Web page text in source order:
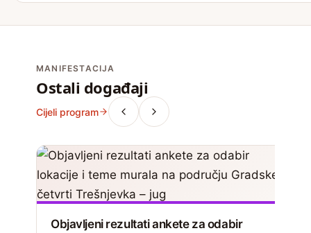
MANIFESTACIJA
Ostali događaji
Cijeli program
Objavljeni rezultati ankete za odabir